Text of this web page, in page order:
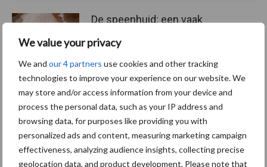
We value your privacy
We and our 4 partners use cookies and other tracking
technologies to improve your experience on our website. We
may store and/or access information from your device and
process the personal data, such as your IP address and
browsing data, for purposes like providing you with
personalized ads and content, measuring marketing campaign
effectiveness, analyzing audience insights, collecting precise
geolocation data, and product development. Please note that
De speenhuid: een vaak
voor mastitis
ForFarmers ziet volume en
marktaandeel groeien in
krimpende Nederlandse
markt